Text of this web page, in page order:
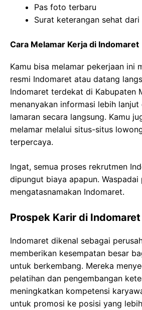
Pas foto terbaru
Surat keterangan sehat
Cara Melamar Kerja di Indomaret
Kamu bisa melamar pekerjaan ini
resmi Indomaret atau datang
Indomaret terdekat di Kabupaten
menanyakan informasi lebih lanjut
lamaran secara langsung. Kamu
melamar melalui situs-situs
terpercaya.
Ingat, semua proses rekrutmen
dipungut biaya apapun. Waspadai
mengatasnamakan Indomaret.
Prospek Karir di Indomaret
Indomaret dikenal sebagai
memberikan kesempatan besar
untuk berkembang. Mereka
pelatihan dan pengembangan
meningkatkan kompetensi
untuk promosi ke posisi yang